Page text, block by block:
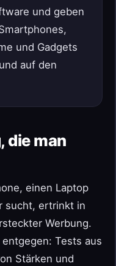
und geben
und Gadgets
auf den
die man
einen Laptop
sucht, ertrinkt in
Werbung.
Tests aus
Stärken und